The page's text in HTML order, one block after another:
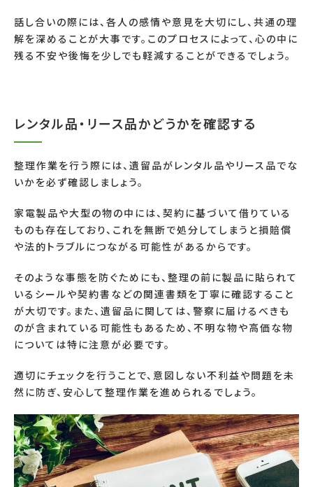
話し合いの際には、各人の感情や意見を大切にし、共通の理
解を深めることが大事です。このプロセスによって、心の中に
残る不安や後悔を少しでも軽減することができるでしょう。
レンタル品・リース品かどうかを確認する
整理作業を行う際には、遺留品がレンタル品やリース品でな
いかを必ず確認しましょう。
家電製品や大型の物の中には、契約に基づいて借りている
ものも存在しており、これを無断で処分してしまうと損賠償
や法的トラブルにつながる可能性があるからです。
そのような事態を防ぐためにも、整理の前に製品に貼られて
いるシールや契約書などの関連書類を丁寧に確認すること
が大切です。また、遺留品に関しては、警察に届けるべきも
のが含まれている可能性もあるため、不明な物や高価な物
については特に注意が必要です。
適切にチェックを行うことで、意図しない不利益や問題を未
然に防ぎ、安心して整理作業を進められるでしょう。